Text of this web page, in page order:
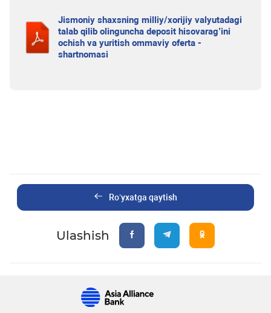
Jismoniy shaxsning milliy/xorijiy valyutadagi
talab qilib olinguncha deposit hisovarag’ini
ochish va yuritish ommaviy oferta -
shartnomasi
Ro’yxatga qaytish
Ulashish